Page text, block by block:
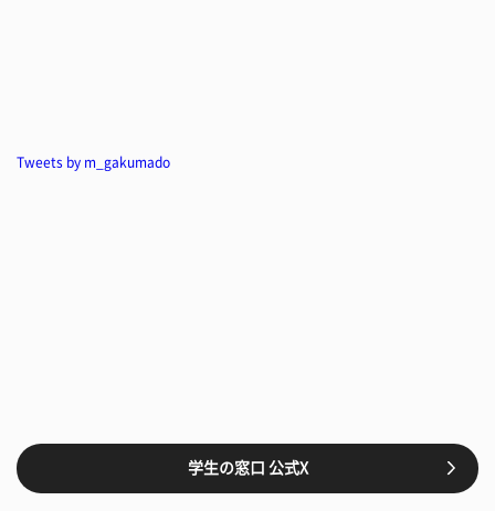
Tweets by m_gakumado
学生の窓口 公式X